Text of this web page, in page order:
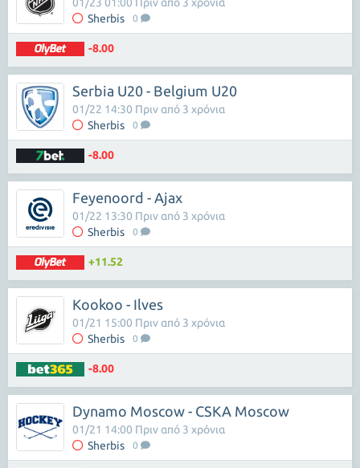
Sherbis 0
-8.00
Serbia U20 - Belgium U20
Sherbis 0
01/22 14:30 Πριν από 3 χρόνια
-8.00
Feyenoord - Ajax
Sherbis 0
01/22 13:30 Πριν από 3 χρόνια
+11.52
Kookoo - Ilves
Sherbis 0
01/21 15:00 Πριν από 3 χρόνια
-8.00
Dynamo Moscow - CSKA Moscow
Sherbis 0
01/21 14:00 Πριν από 3 χρόνια